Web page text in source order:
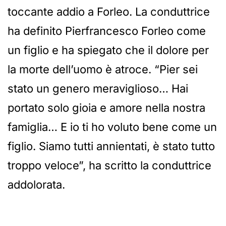
toccante addio a Forleo. La conduttrice
ha definito Pierfrancesco Forleo come
un figlio e ha spiegato che il dolore per
la morte dell’uomo è atroce. “Pier sei
stato un genero meraviglioso… Hai
portato solo gioia e amore nella nostra
famiglia… E io ti ho voluto bene come un
figlio. Siamo tutti annientati, è stato tutto
troppo veloce”, ha scritto la conduttrice
addolorata.